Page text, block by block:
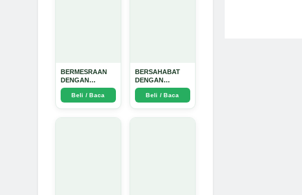
BERMESRAAN
DENGAN
KEBAIKAN - Arda
DinataBeli / Baca
BERSAHABAT
DENGAN
NYAMUK: Jurus
Jitu Atasi
Penyakit
Beli / Baca